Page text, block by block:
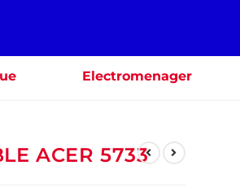
Electromenager
ACER 5733